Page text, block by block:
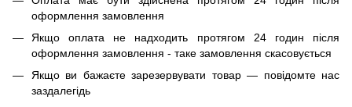
оформлення замовлення
Якщо оплата не надходить протягом 24 годин після
оформлення замовлення - таке замовлення скасовується
Якщо ви бажаєте зарезервувати товар — повідомте нас
заздалегідь